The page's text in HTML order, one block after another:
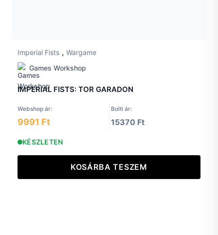
Imperial Fists , Wargame
Games Workshop
IMPERIAL FISTS: TOR GARADON
Webshop ár: Bolti ár:
9991 Ft 15370 Ft
KÉSZLETEN
KOSÁRBA TESZEM